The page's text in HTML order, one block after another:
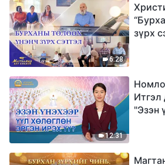
6:28
зүрх
12:31
Итгэл
"Эзэн